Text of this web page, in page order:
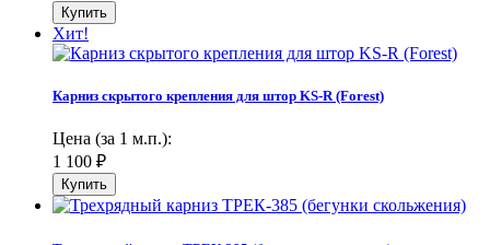
Хит!
Карниз скрытого крепления для штор KS-R (Forest)
Цена (за 1 м.п.):
1 100 ₽